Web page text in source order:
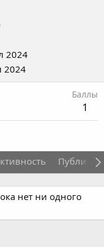
2024
2024
Баллы
1
нет ни одного